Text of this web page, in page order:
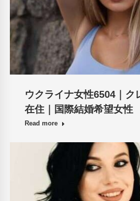
ウクライナ女性6504｜ク
在住｜国際結婚希望女性
Read more